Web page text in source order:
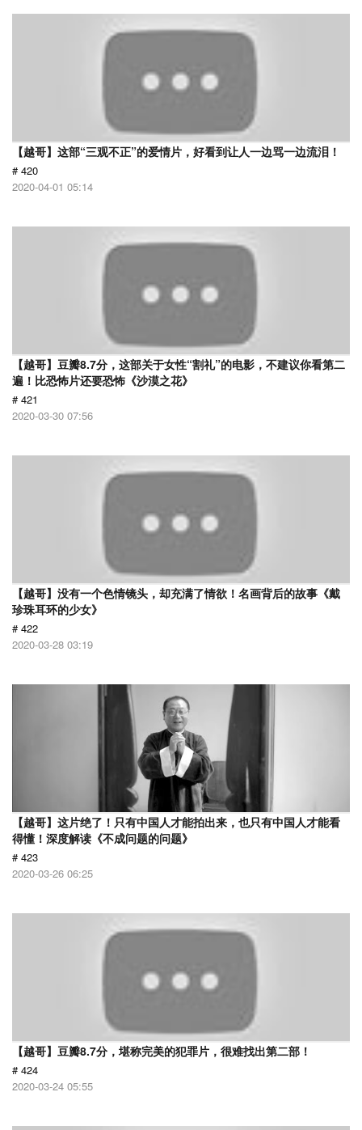
【越哥】这部“三观不正”的爱情片，好看到让人一边骂一边流泪！
# 420
2020-04-01 05:14
【越哥】豆瓣8.7分，这部关于女性“割礼”的电影，不建议你看第二
遍！比恐怖片还要恐怖《沙漠之花》
# 421
2020-03-30 07:56
【越哥】没有一个色情镜头，却充满了情欲！名画背后的故事《戴
珍珠耳环的少女》
# 422
2020-03-28 03:19
【越哥】这片绝了！只有中国人才能拍出来，也只有中国人才能看
得懂！深度解读《不成问题的问题》
# 423
2020-03-26 06:25
【越哥】豆瓣8.7分，堪称完美的犯罪片，很难找出第二部！
# 424
2020-03-24 05:55